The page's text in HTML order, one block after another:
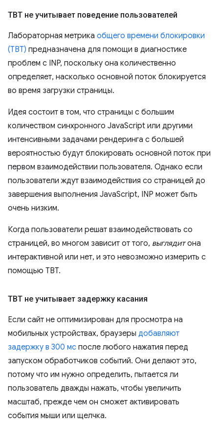
TBT не учитывает поведение пользователей
Лабораторная метрика общего времени блокировки
(TBT) предназначена для помощи в диагностике
проблем с INP, поскольку она количественно
определяет, насколько основной поток блокируется
во время загрузки страницы.
Идея состоит в том, что страницы с большим
количеством синхронного JavaScript или другими
интенсивными задачами рендеринга с большей
вероятностью будут блокировать основной поток при
первом взаимодействии пользователя. Однако если
пользователи ждут взаимодействия со страницей до
завершения выполнения JavaScript, INP может быть
очень низким.
Когда пользователи решат взаимодействовать со
страницей, во многом зависит от того, выглядитона
интерактивной или нет, и это невозможно измерить с
помощью TBT.
TBT не учитывает задержку касания
Если сайт не оптимизирован для просмотра на
мобильных устройствах, браузеры добавляют
задержку в 300 мс после любого нажатия перед
запуском обработчиков событий. Они делают это,
потому что им нужно определить, пытается ли
пользователь дважды нажать, чтобы увеличить
масштаб, прежде чем он сможет активировать
события мыши или щелчка.